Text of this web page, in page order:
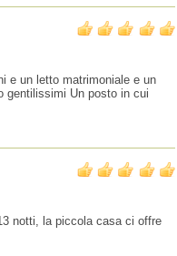
e un letto matrimoniale e un
gentilissimi Un posto in cui
notti, la piccola casa ci offre